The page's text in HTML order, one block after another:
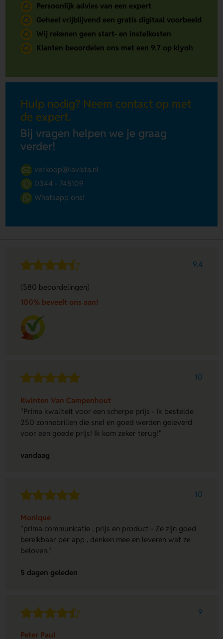
Persoonlijk advies van een expert
Geheel vrijblijvend een gratis digitaal voorbeeld
Wij rekenen geen start- en instelkosten
Klanten beoordelen ons met een 9.7 op kiyoh
Hulp nodig? Neem contact op met
de expert.
Bij vragen helpen we je graag
verder!
verkoop@lavista.nl
0344 - 745109
Whatsapp ons!
9.4
(580 beoordelingen)
100% beveelt ons aan!
10
Kwinten Van Campenhout
"Prima kwaliteit voor een scherpe prijs - Ik bestelde
250 zonnebrillen die snel en goed werden geleverd
voor een goede prijs! Ik kom zeker terug!"
vandaag
10
Monique
"prima communicatie , prijs en product - Ze zijn goed
bereikbaar per app , denken mee en leveren wat ze
beloven."
5 dagen geleden
9
Peter Paul